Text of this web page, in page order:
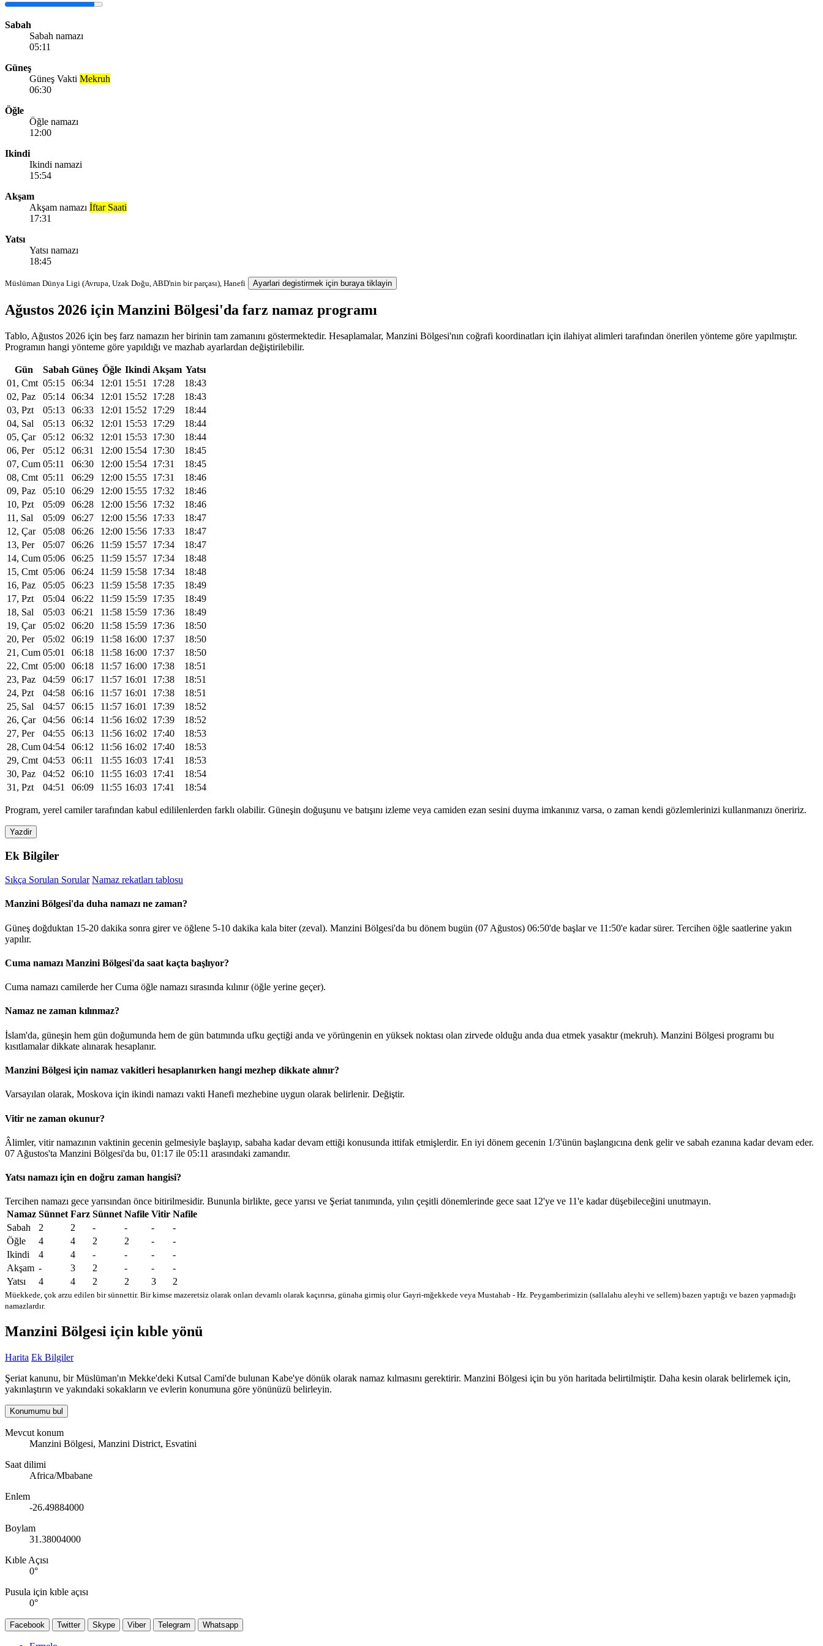
Sabah
Sabah namazı
05:11
Güneş
Güneş Vakti Mekruh
06:30
Öğle
Öğle namazı
12:00
Ikindi
Ikindi namazi
15:54
Akşam
Akşam namazı İftar Saati
17:31
Yatsı
Yatsı namazı
18:45
Müslüman Dünya Ligi (Avrupa, Uzak Doğu, ABD'nin bir parçası), Hanefi Ayarlari degistirmek için buraya tiklayin
Ağustos 2026 için Manzini Bölgesi'da farz namaz programı
Tablo, Ağustos 2026 için beş farz namazın her birinin tam zamanını göstermektedir. Hesaplamalar, Manzini Bölgesi'nın coğrafi koordinatları için ilahiyat alimleri tarafından önerilen yönteme göre yapılmıştır.
Programın hangi yönteme göre yapıldığı ve mazhab ayarlardan değiştirilebilir.
Gün Sabah Güneş Öğle Ikindi Akşam Yatsı
01, Cmt 05:15 06:34 12:01 15:51 17:28
18:43
02, Paz
05:14 06:34 12:01 15:52 17:28
18:43
03, Pzt
05:13 06:33 12:01 15:52 17:29
18:44
04, Sal
05:13 06:32 12:01 15:53 17:29
18:44
05, Çar
05:12 06:32 12:01 15:53 17:30
18:44
06, Per
05:12 06:31 12:00 15:54 17:30
18:45
07, Cum 05:11 06:30 12:00 15:54 17:31
18:45
08, Cmt 05:11 06:29 12:00 15:55 17:31
18:46
09, Paz
05:10 06:29 12:00 15:55 17:32
18:46
10, Pzt
05:09 06:28 12:00 15:56 17:32
18:46
11, Sal
05:09 06:27 12:00 15:56 17:33
18:47
12, Çar
05:08 06:26 12:00 15:56 17:33
18:47
13, Per
05:07 06:26 11:59 15:57 17:34
18:47
14, Cum 05:06 06:25 11:59 15:57 17:34
18:48
15, Cmt 05:06 06:24 11:59 15:58 17:34
18:48
16, Paz
05:05 06:23 11:59 15:58 17:35
18:49
17, Pzt
05:04 06:22 11:59 15:59 17:35
18:49
18, Sal
05:03 06:21 11:58 15:59 17:36
18:49
19, Çar
05:02 06:20 11:58 15:59 17:36
18:50
20, Per
05:02 06:19 11:58 16:00 17:37
18:50
21, Cum 05:01 06:18 11:58 16:00 17:37
18:50
22, Cmt 05:00 06:18 11:57 16:00 17:38
18:51
23, Paz
04:59 06:17 11:57 16:01 17:38
18:51
24, Pzt
04:58 06:16 11:57 16:01 17:38
18:51
25, Sal
04:57 06:15 11:57 16:01 17:39
18:52
26, Çar
04:56 06:14 11:56 16:02 17:39
18:52
27, Per
04:55 06:13 11:56 16:02 17:40
18:53
28, Cum 04:54 06:12 11:56 16:02 17:40
18:53
29, Cmt 04:53 06:11 11:55 16:03 17:41
18:53
30, Paz
04:52 06:10 11:55 16:03 17:41
18:54
31, Pzt
04:51 06:09 11:55 16:03 17:41 18:54
Program, yerel camiler tarafından kabul edililenlerden farklı olabilir. Güneşin doğuşunu ve batışını izleme veya camiden ezan sesini duyma imkanınız varsa, o zaman kendi gözlemlerinizi kullanmanızı öneririz.
Yazdir
Ek Bilgiler
Sıkça Sorulan Sorular Namaz rekatları tablosu
Manzini Bölgesi'da duha namazı ne zaman?
Güneş doğduktan 15-20 dakika sonra girer ve öğlene 5-10 dakika kala biter (zeval). Manzini Bölgesi'da bu dönem bugün (07 Ağustos) 06:50'de başlar ve 11:50'e kadar sürer. Tercihen öğle saatlerine yakın
yapılır.
Cuma namazı Manzini Bölgesi'da saat kaçta başlıyor?
Cuma namazı camilerde her Cuma öğle namazı sırasında kılınır (öğle yerine geçer).
Namaz ne zaman kılınmaz?
İslam'da, güneşin hem gün doğumunda hem de gün batımında ufku geçtiği anda ve yörüngenin en yüksek noktası olan zirvede olduğu anda dua etmek yasaktır (mekruh). Manzini Bölgesi programı bu
kısıtlamalar dikkate alınarak hesaplanır.
Manzini Bölgesi için namaz vakitleri hesaplanırken hangi mezhep dikkate alınır?
Varsayılan olarak, Moskova için ikindi namazı vakti Hanefi mezhebine uygun olarak belirlenir. Değiştir.
Vitir ne zaman okunur?
Âlimler, vitir namazının vaktinin gecenin gelmesiyle başlayıp, sabaha kadar devam ettiği konusunda ittifak etmişlerdir. En iyi dönem gecenin 1/3'ünün başlangıcına denk gelir ve sabah ezanına kadar devam eder.
07 Ağustos'ta Manzini Bölgesi'da bu, 01:17 ile 05:11 arasındaki zamandır.
Yatsı namazı için en doğru zaman hangisi?
Tercihen namazı gece yarısından önce bitirilmesidir. Bununla birlikte, gece yarısı ve Şeriat tanımında, yılın çeşitli dönemlerinde gece saat 12'ye ve 11'e kadar düşebileceğini unutmayın.
Namaz Sünnet Farz Sünnet Nafile Vitir Nafile
Sabah
2 2 - - -
-
Öğle
4 4 2 2 -
-
Ikindi
4 4 - - -
-
Akşam - 3 2 - -
-
Yatsı
4 4 2 2 3 2
Müekkede, çok arzu edilen bir sünnettir. Bir kimse mazeretsiz olarak onları devamlı olarak kaçırırsa, günaha girmiş olur Gayri-mğekkede veya Mustahab - Hz. Peygamberimizin (sallalahu aleyhi ve sellem) bazen yaptığı ve bazen yapmadığı
namazlardır.
Manzini Bölgesi için kıble yönü
Harita Ek Bilgiler
Şeriat kanunu, bir Müslüman'ın Mekke'deki Kutsal Cami'de bulunan Kabe'ye dönük olarak namaz kılmasını gerektirir. Manzini Bölgesi için bu yön haritada belirtilmiştir. Daha kesin olarak belirlemek için,
yakınlaştırın ve yakındaki sokakların ve evlerin konumuna göre yönünüzü belirleyin.
Konumumu bul
Mevcut konum
Manzini Bölgesi, Manzini District, Esvatini
Saat dilimi
Africa/Mbabane
Enlem
-26.49884000
Boylam
31.38004000
Kıble Açısı
0°
Pusula için kıble açısı
0°
Facebook Twitter Skype Viber Telegram Whatsapp